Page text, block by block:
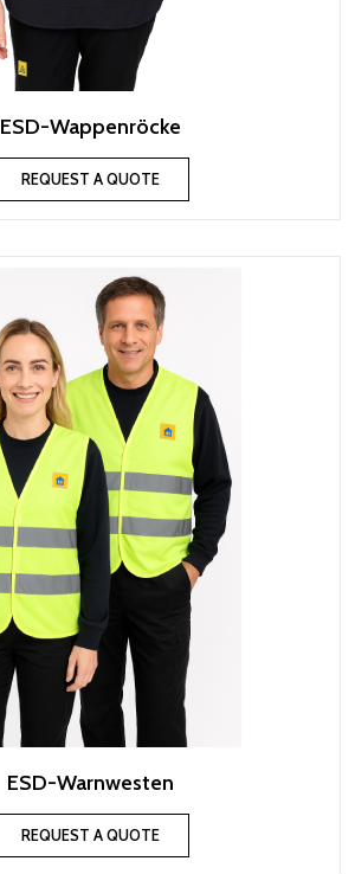
ESD-Wappenröcke
REQUEST A QUOTE
ESD-Warnwesten
REQUEST A QUOTE